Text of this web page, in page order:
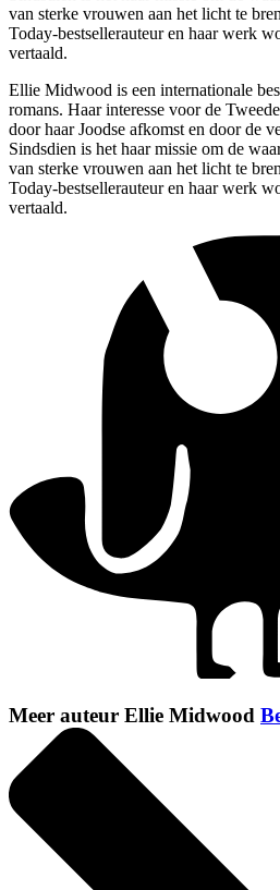
van sterke vrouwen aan het licht te
Today-bestsellerauteur en haar werk
vertaald.
Ellie Midwood is een internationale
romans. Haar interesse voor de
door haar Joodse afkomst en door de
Sindsdien is het haar missie om de
van sterke vrouwen aan het licht te
Today-bestsellerauteur en haar werk
vertaald.
Meer auteur Ellie Midwood